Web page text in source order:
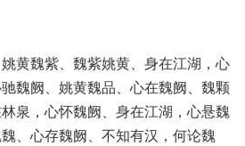
黄魏紫、魏紫姚黄、身在江湖，心
魏阙、姚黄魏品、心在魏阙、魏颗
泉，心怀魏阙、身在江湖，心悬魏
、心存魏阙、不知有汉，何论魏